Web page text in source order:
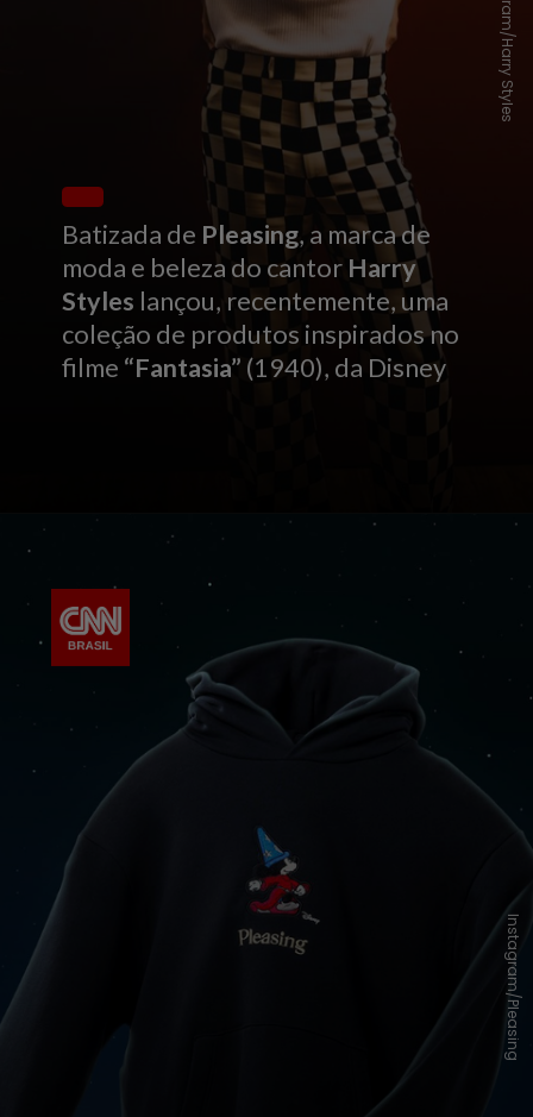
Batizada de Pleasing, a marca de
moda e beleza do cantor Harry
Styles lançou, recentemente, uma
coleção de produtos inspirados no
filme “Fantasia” (1940), da Disney
Instagram/Harry Styles
Instagram/Pleasing